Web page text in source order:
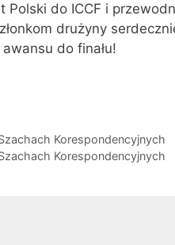
do ICCF i
drużyny
do finału!
Korespondencyjnych
Korespondencyjnych